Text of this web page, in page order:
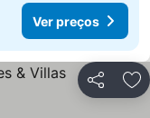
Ver preços
Partilhar